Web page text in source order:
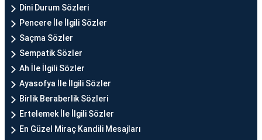
Dini Durum Sözleri
Pencere İle İlgili Sözler
Saçma Sözler
Sempatik Sözler
Ah İle İlgili Sözler
Ayasofya İle İlgili Sözler
Birlik Beraberlik Sözleri
Ertelemek İle İlgili Sözler
En Güzel Miraç Kandili Mesajları